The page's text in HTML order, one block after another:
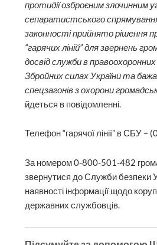
протидії озброєним злочинним
сепаратистського
законності прийнято рішення
“гарячих ліній” для звернень
досвід служби в
Збройних силах України та
спецзагонів з охорони
йдеться в повідомленні.
Телефон “гарячої лінії” в СБУ
За номером 0-800-501-482
звернутися до Служби безпеки
наявності інформації щодо
державних службовців.